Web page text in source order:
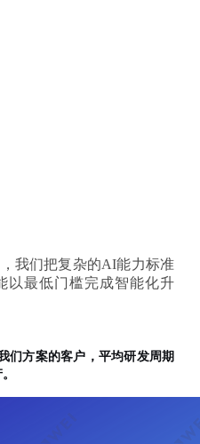
我们把复杂的AI能力标准
以最低门槛完成智能化升
们方案的客户，平均研发周期